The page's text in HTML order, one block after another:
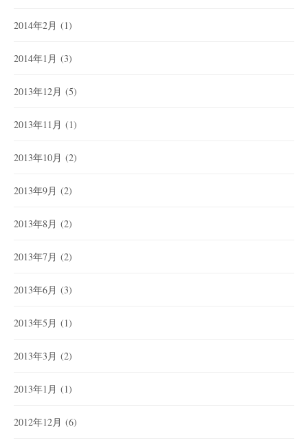
2014年2月 (1)
2014年1月 (3)
2013年12月 (5)
2013年11月 (1)
2013年10月 (2)
2013年9月 (2)
2013年8月 (2)
2013年7月 (2)
2013年6月 (3)
2013年5月 (1)
2013年3月 (2)
2013年1月 (1)
2012年12月 (6)